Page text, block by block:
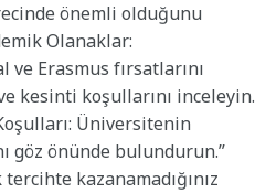
önemli olduğunu
Olanaklar:
Erasmus fırsatlarını
kesinti koşullarını inceleyin.
Üniversitenin
göz önünde bulundurun.”
kazanamadığınız